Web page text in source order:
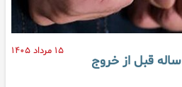
۱۵ مرداد ۱۴۰۵
بازداشت قاتل فراری ۳۵ ساله قبل از خروج